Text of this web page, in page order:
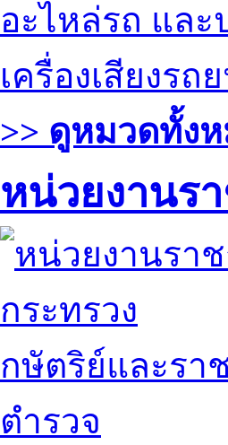
อะไหล่รถ แล
เครื่องเสียงรถ
>> ดูหมวดทั้ง
หน่วยงานร
กระทรวง
กษัตริย์และรา
ตำรวจ